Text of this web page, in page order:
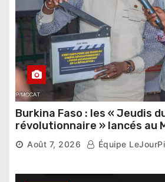
Burkina Faso : les « Jeudis
révolutionnaire » lancés au
Thomas Sankara
Août 7, 2026 Équipe